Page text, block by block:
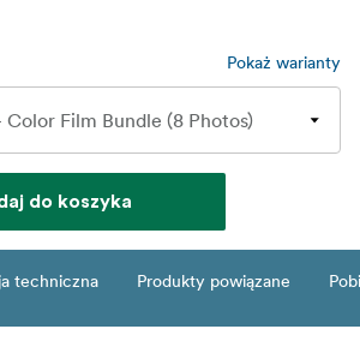
Pokaż warianty
do koszyka
techniczna Produkty powiązane